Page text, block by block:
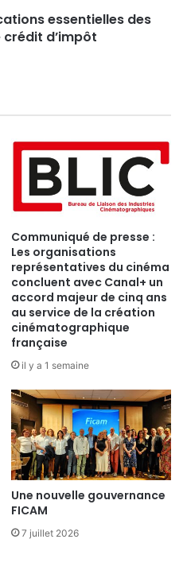
essentielles des
d’impôt
Communiqué de presse :
Les organisations
représentatives du cinéma
concluent avec Canal+ un
accord majeur de cinq ans
au service de la création
cinématographique
française
il y a 1 semaine
Une nouvelle gouvernance
FICAM
7 juillet 2026